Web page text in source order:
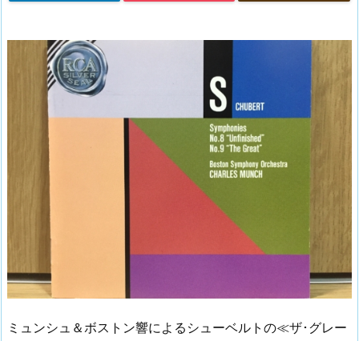
ミュンシュ＆ボストン響によるシューベルトの≪ザ･グレー